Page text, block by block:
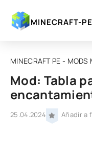
MINECRAFT-
MINECRAFT PE - MODS
Mod: Tabla
25.04.2024 Añadir a